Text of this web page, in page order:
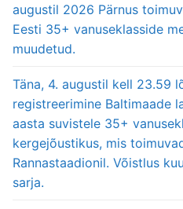
augustil 2026 Pärnus
Eesti 35+ vanuseklasside
muudetud.
Täna, 4. augustil kell 23.59
registreerimine Baltimaade
aasta suvistele 35+
kergejõustikus, mis
Rannastaadionil. Võistlus
sarja.